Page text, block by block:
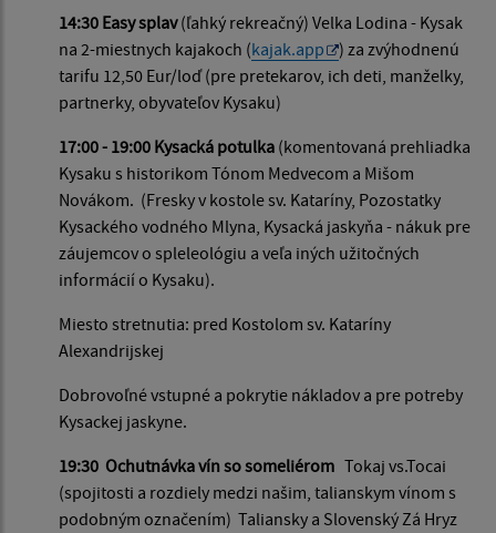
14:30 Easy splav(ľahký rekreačný) Velka Lodina - Kysak
na 2-miestnych kajakoch (kajak.app
) za zvýhodnenú
tarifu 12,50 Eur/loď (pre pretekarov, ich deti, manželky,
partnerky, obyvateľov Kysaku)
17:00 - 19:00 Kysacká potulka(komentovaná prehliadka
Kysaku s historikom Tónom Medvecom a Mišom
Novákom. (Fresky v kostole sv. Kataríny, Pozostatky
Kysackého vodného Mlyna, Kysacká jaskyňa - nákuk pre
záujemcov o spleleológiu a veľa iných užitočných
informácií o Kysaku).
Miesto stretnutia: pred Kostolom sv. Kataríny
Alexandrijskej
Dobrovoľné vstupné a pokrytie nákladov a pre potreby
Kysackej jaskyne.
19:30 Ochutnávka vín so someliérom Tokaj vs.Tocai
(spojitosti a rozdiely medzi našim, talianskym vínom s
podobným označením) Taliansky a Slovenský Zá Hryz